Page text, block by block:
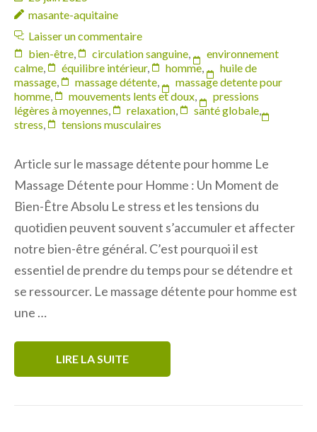
masante-aquitaine
Laisser un commentaire
bien-être
circulation sanguine
environnement
calme
équilibre intérieur, homme
huile de
massage
massage détente
massage detente pour
homme
mouvements lents et doux
pressions
légères à moyennes
relaxation santé globale
stress
tensions musculaires
Article sur le massage détente pour homme Le
Massage Détente pour Homme : Un Moment de
Bien-Être Absolu Le stress et les tensions du
quotidien peuvent souvent s’accumuler et affecter
notre bien-être général. C’est pourquoi il est
essentiel de prendre du temps pour se détendre et
se ressourcer. Le massage détente pour homme est
une …
LIRE LA SUITE